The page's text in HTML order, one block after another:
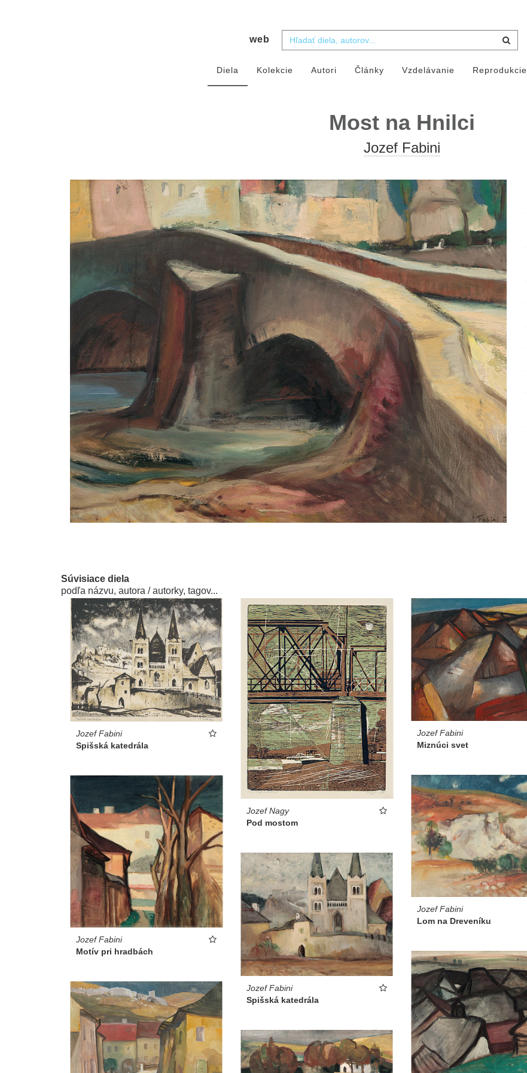
web
Diela Kolekcie Autori Články Vzdelávanie Reprodukcie
Most na Hnilci
Jozef Fabini
Súvisiace diela
podľa názvu, autora / autorky, tagov...
Jozef Fabini
Spišská katedrála
Jozef Nagy
Pod mostom
Jozef Fabini
Miznúci svet
Jozef Fabini
Lom na Dreveníku
Jozef Fabini
Motív pri hradbách
Jozef Fabini
Spišská katedrála